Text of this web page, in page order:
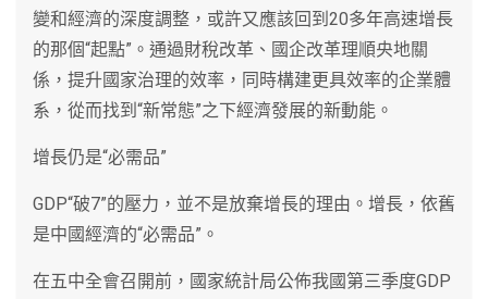
變和經濟的深度調整，或許又應該回到20多年高速增長
的那個“起點”。通過財稅改革、國企改革理順央地關
係，提升國家治理的效率，同時構建更具效率的企業體
系，從而找到“新常態”之下經濟發展的新動能。
增長仍是“必需品”
GDP“破7”的壓力，並不是放棄增長的理由。增長，依舊
是中國經濟的“必需品”。
在五中全會召開前，國家統計局公佈我國第三季度GDP